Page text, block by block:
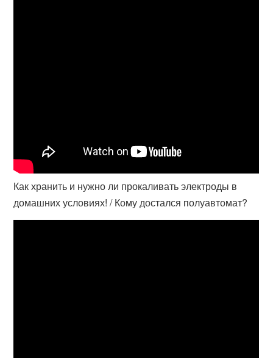
Как хранить и нужно ли прокаливать электроды в
домашних условиях! / Кому достался полуавтомат?